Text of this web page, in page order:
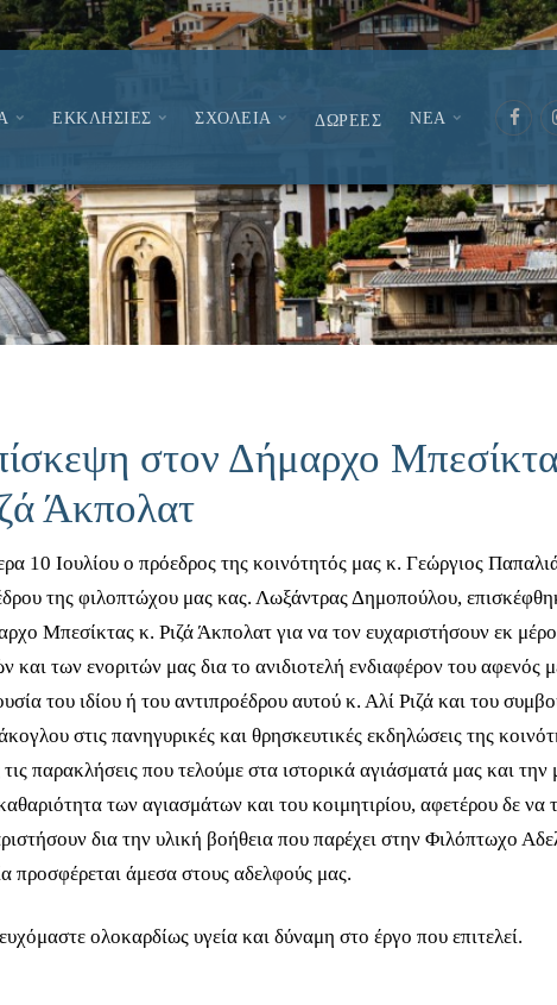
ΕΚΚΛΗΣΙΕΣ ΣΧΟΛΕΙΑ ΔΩΡΕΕΣ ΝΕΑ
στον Δήμαρχο
Άκπολατ
10 Ιουλίου ο πρόεδρος της κοινότητός μας κ. Γεώργιος
της φιλοπτώχου μας κας. Λωξάντρας Δημοπούλου,
Μπεσίκτας κ. Ριζά Άκπολατ για να τον ευχαριστήσουν εκ
και των ενοριτών μας δια το ανιδιοτελή ενδιαφέρον του αφενός
του ιδίου ή του αντιπροέδρου αυτού κ. Αλί Ριζά και του
στις πανηγυρικές και θρησκευτικές εκδηλώσεις της
τις παρακλήσεις που τελούμε στα ιστορικά αγιάσματά μας και την
των αγιασμάτων και του κοιμητιρίου, αφετέρου δε να
δια την υλική βοήθεια που παρέχει στην Φιλόπτωχο
προσφέρεται άμεσα στους αδελφούς μας.
ολοκαρδίως υγεία και δύναμη στο έργο που επιτελεί.